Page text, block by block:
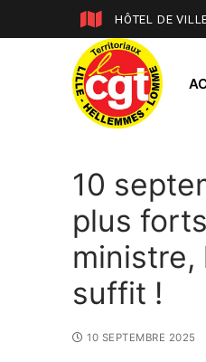
HÔTEL DE
10
plus
ministre,
suffit !
10 SEPTEMBRE 2025